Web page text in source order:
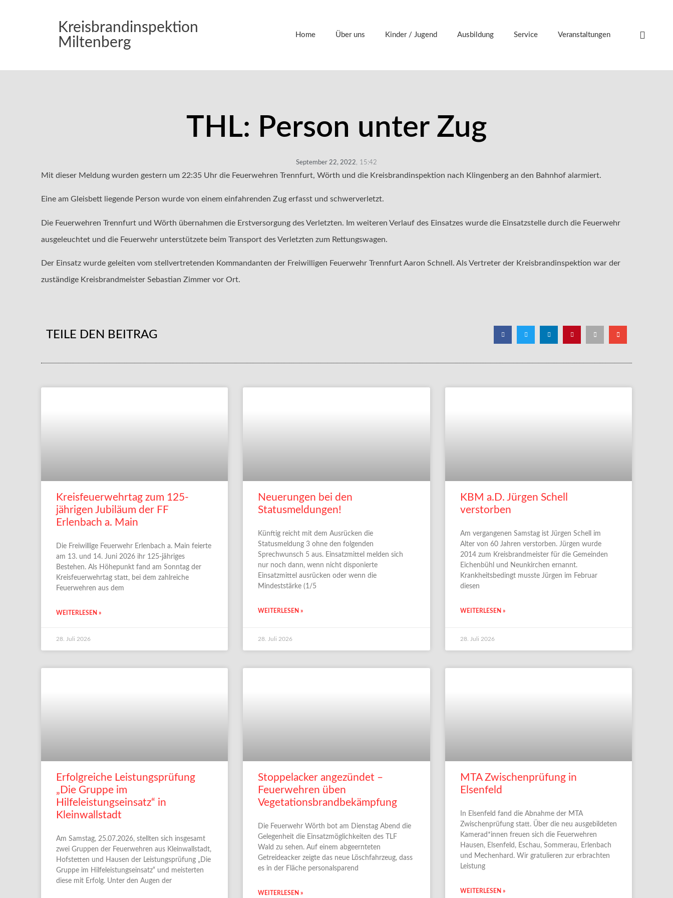
Kreisbrandinspektion
Miltenberg
Home Über uns Kinder / Jugend Ausbildung Service Veranstaltungen
THL: Person unter Zug
September 22, 2022, 15:42
Mit dieser Meldung wurden gestern um 22:35 Uhr die Feuerwehren Trennfurt, Wörth und die Kreisbrandinspektion nach Klingenberg an den Bahnhof alarmiert.
Eine am Gleisbett liegende Person wurde von einem einfahrenden Zug erfasst und schwerverletzt.
Die Feuerwehren Trennfurt und Wörth übernahmen die Erstversorgung des Verletzten. Im weiteren Verlauf des Einsatzes wurde die Einsatzstelle durch die Feuerwehr
ausgeleuchtet und die Feuerwehr unterstützete beim Transport des Verletzten zum Rettungswagen.
Der Einsatz wurde geleiten vom stellvertretenden Kommandanten der Freiwilligen Feuerwehr Trennfurt Aaron Schnell. Als Vertreter der Kreisbrandinspektion war der
zuständige Kreisbrandmeister Sebastian Zimmer vor Ort.
TEILE DEN BEITRAG
Kreisfeuerwehrtag zum 125-
jährigen Jubiläum der FF
Erlenbach a. Main
Die Freiwillige Feuerwehr Erlenbach a. Main feierte
am 13. und 14. Juni 2026 ihr 125-jähriges
Bestehen. Als Höhepunkt fand am Sonntag der
Kreisfeuerwehrtag statt, bei dem zahlreiche
Feuerwehren aus dem
WEITERLESEN »
28. Juli 2026
Neuerungen bei den
Statusmeldungen!
Künftig reicht mit dem Ausrücken die
Statusmeldung 3 ohne den folgenden
Sprechwunsch 5 aus. Einsatzmittel melden sich
nur noch dann, wenn nicht disponierte
Einsatzmittel ausrücken oder wenn die
Mindeststärke (1/5
WEITERLESEN »
28. Juli 2026
KBM a.D. Jürgen Schell
verstorben
Am vergangenen Samstag ist Jürgen Schell im
Alter von 60 Jahren verstorben. Jürgen wurde
2014 zum Kreisbrandmeister für die Gemeinden
Eichenbühl und Neunkirchen ernannt.
Krankheitsbedingt musste Jürgen im Februar
diesen
WEITERLESEN »
28. Juli 2026
Erfolgreiche Leistungsprüfung
„Die Gruppe im
Hilfeleistungseinsatz“ in
Kleinwallstadt
Am Samstag, 25.07.2026, stellten sich insgesamt
zwei Gruppen der Feuerwehren aus Kleinwallstadt,
Hofstetten und Hausen der Leistungsprüfung „Die
Gruppe im Hilfeleistungseinsatz“ und meisterten
diese mit Erfolg. Unter den Augen der
Stoppelacker angezündet –
Feuerwehren üben
Vegetationsbrandbekämpfung
Die Feuerwehr Wörth bot am Dienstag Abend die
Gelegenheit die Einsatzmöglichkeiten des TLF
Wald zu sehen. Auf einem abgeernteten
Getreideacker zeigte das neue Löschfahrzeug, dass
es in der Fläche personalsparend
WEITERLESEN »
MTA Zwischenprüfung in
Elsenfeld
In Elsenfeld fand die Abnahme der MTA
Zwischenprüfung statt. Über die neu ausgebildeten
Kamerad*innen freuen sich die Feuerwehren
Hausen, Elsenfeld, Eschau, Sommerau, Erlenbach
und Mechenhard. Wir gratulieren zur erbrachten
Leistung
WEITERLESEN »